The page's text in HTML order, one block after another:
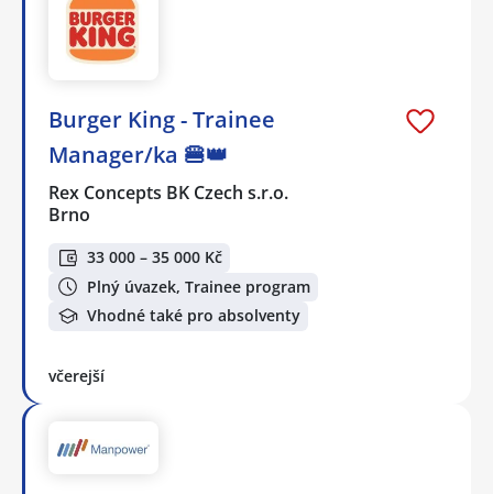
Burger King - Trainee
Manager/ka 🍔👑
Rex Concepts BK Czech s.r.o.
Brno
33 000 – 35 000 Kč
Plný úvazek, Trainee program
Vhodné také pro absolventy
včerejší